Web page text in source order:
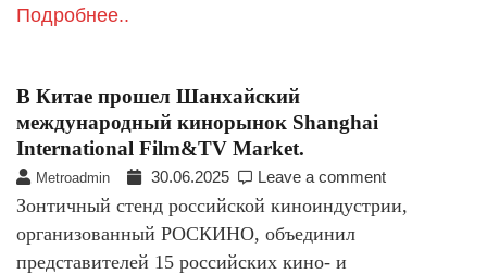
Подробнее..
В Китае прошел Шанхайский
международный кинорынок Shanghai
International Film&TV Market.
Metroadmin 30.06.2025 Leave a comment
Зонтичный стенд российской киноиндустрии,
организованный РОСКИНО, объединил
представителей 15 российских кино- и